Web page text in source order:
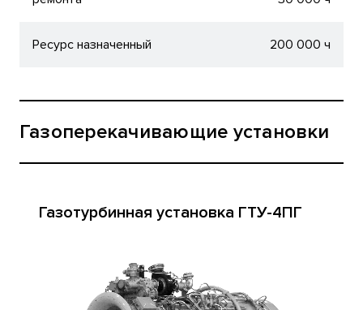
Ресурс назначенный 200 000 ч
Газоперекачивающие установки
Газотурбинная установка ГТУ-4ПГ